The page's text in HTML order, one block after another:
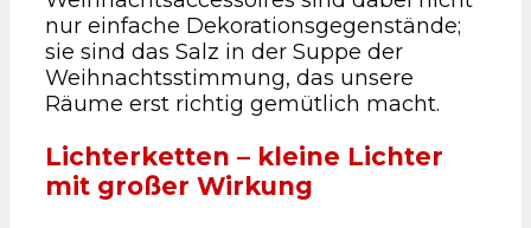
nur einfache Dekorationsgegenstände;
sie sind das Salz in der Suppe der
Weihnachtsstimmung, das unsere
Räume erst richtig gemütlich macht.
Lichterketten – kleine Lichter
mit großer Wirkung